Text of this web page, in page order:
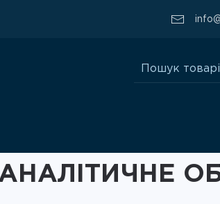
Шукати:
АНАЛІТИЧНЕ